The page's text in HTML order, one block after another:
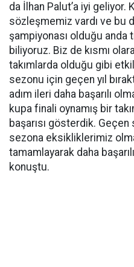
da İlhan Palut’a iyi
sözleşmemiz vardı ve bu
şampiyonası olduğu
biliyoruz. Biz de kısmı
takımlarda olduğu gibi
sezonu için geçen yıl
adım ileri daha başarılı
kupa finali oynamış bir
başarısı gösterdik. Geçen
sezona eksikliklerimiz
tamamlayarak daha
konuştu.